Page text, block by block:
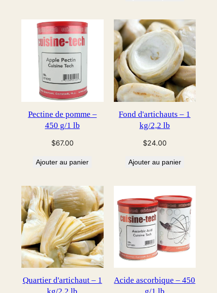
Pectine de pomme –
450 g/1 lb
$67.00
Ajouter au panier
Fond d'artichauts – 1
kg/2,2 lb
$24.00
Ajouter au panier
Quartier d'artichaut – 1
Acide ascorbique – 450